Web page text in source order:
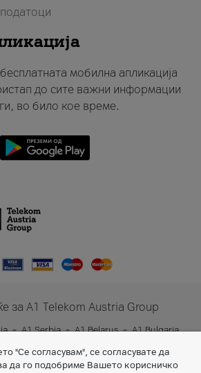
мобилна апликација
до сите важни информации
во било кое време.
за A1 Telekom Austria Group
A1 Serbia A1 Belarus
A1 Bulgaria
A1 Slovenia
A1 Digital
"Се согласувам", се согласувате да
да го подобриме Вашето корисничко